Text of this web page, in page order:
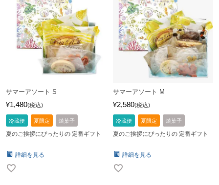
サマーアソート S
¥1,480 税込
冷蔵便 夏限定 焼菓子
夏のご挨拶にぴったりの 定番ギフト
詳細を見る
サマーアソート M
¥2,580 税込
冷蔵便 夏限定 焼菓子
夏のご挨拶にぴったりの 定番ギフト
詳細を見る